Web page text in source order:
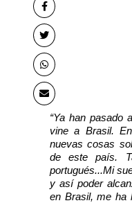
“Ya han pasado
vine a Brasil.
nuevas cosas
de este país.
portugués...Mi
y así poder
en Brasil, me ha